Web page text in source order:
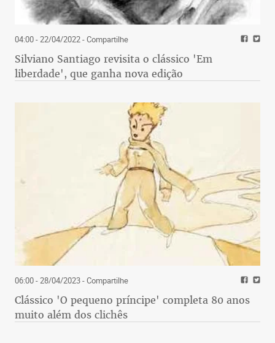
04:00 - 22/04/2022- Compartilhe
Silviano Santiago revisita o clássico 'Em
liberdade', que ganha nova edição
06:00 - 28/04/2023- Compartilhe
Clássico 'O pequeno príncipe' completa 80 anos
muito além dos clichês